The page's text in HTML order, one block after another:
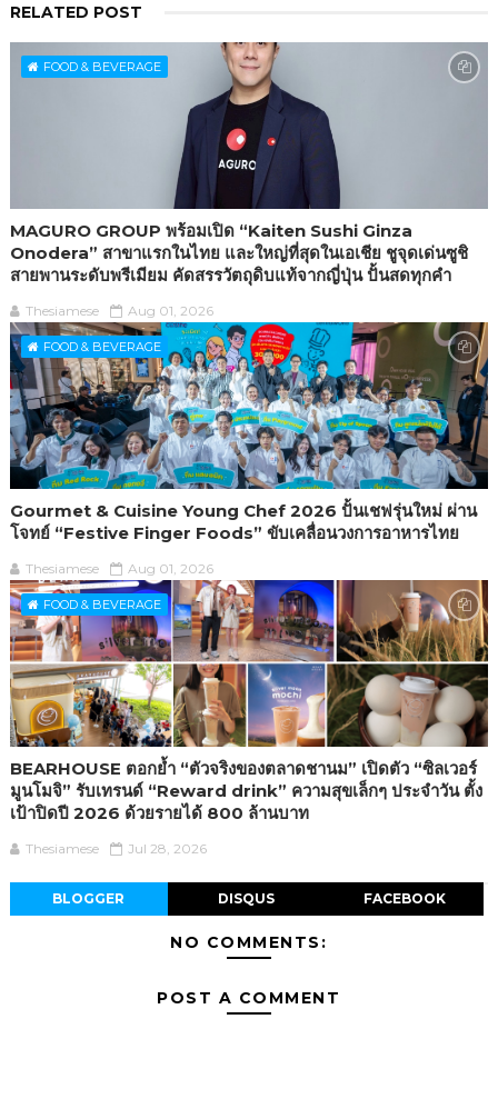
RELATED POST
FOOD & BEVERAGE
MAGURO GROUP พร้อมเปิด “Kaiten Sushi Ginza
Onodera” สาขาแรกในไทย และใหญ่ที่สุดในเอเชีย ชูจุดเด่นซูชิ
สายพานระดับพรีเมียม คัดสรรวัตถุดิบแท้จากญี่ปุ่น ปั้นสดทุกคำ
Thesiamese Aug 01, 2026
FOOD & BEVERAGE
Gourmet & Cuisine Young Chef 2026 ปั้นเชฟรุ่นใหม่ ผ่าน
โจทย์ “Festive Finger Foods” ขับเคลื่อนวงการอาหารไทย
Thesiamese Aug 01, 2026
FOOD & BEVERAGE
BEARHOUSE ตอกย้ำ “ตัวจริงของตลาดชานม” เปิดตัว “ซิลเวอร์
มูนโมจิ” รับเทรนด์ “Reward drink” ความสุขเล็กๆ ประจำวัน ตั้ง
เป้าปิดปี 2026 ด้วยรายได้ 800 ล้านบาท
Thesiamese Jul 28, 2026
BLOGGER DISQUS FACEBOOK
NO COMMENTS:
POST A COMMENT